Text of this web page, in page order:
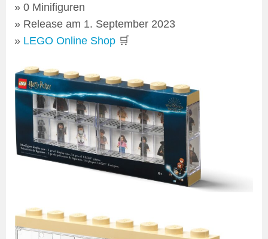
0 Minifiguren
Release am 1. September 2023
LEGO Online Shop 🛒